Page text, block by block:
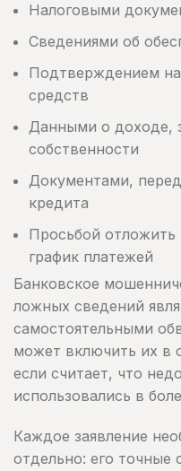
Налоговыми
Сведениями об
Подтверждением
средств
Данными о доходе,
собственности
Документами,
кредита
Просьбой отложить
график платежей
Банковское
ложных сведений
самостоятельными
может включить их в
если считает, что
использовались в
Каждое заявление
отдельно: его точные